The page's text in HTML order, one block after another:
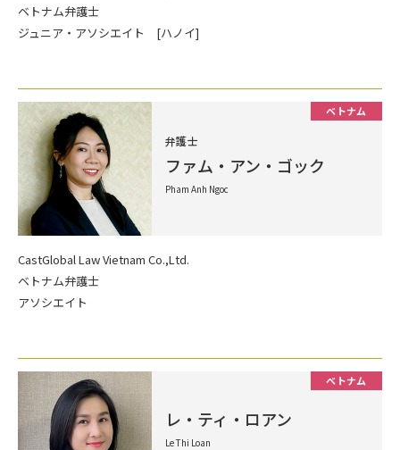
ベトナム弁護士
ジュニア・アソシエイト [ハノイ]
弁護士
ファム・アン・ゴック
Pham Anh Ngoc
ベトナム
CastGlobal Law Vietnam Co.,Ltd.
ベトナム弁護士
アソシエイト
レ・ティ・ロアン
Le Thi Loan
ベトナム